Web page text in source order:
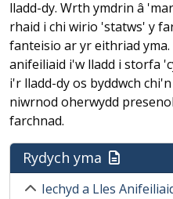
lladd-dy. Wrth ymdrin â
rhaid i chi wirio 'statws' y
fanteisio ar yr eithriad yma.
anifeiliaid i'w lladd i storfa
i'r lladd-dy os byddwch
niwrnod oherwydd
farchnad.
Rydych yma
Iechyd a Lles